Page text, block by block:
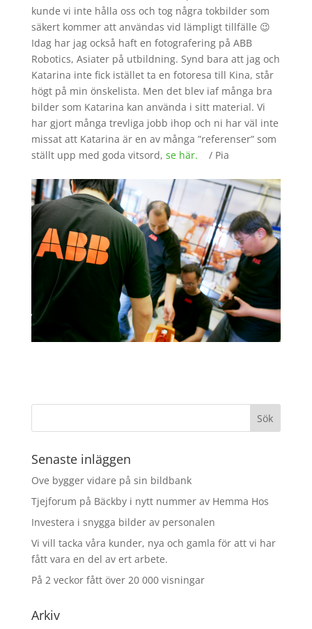
kunde vi inte hålla oss och tog några tokbilder som
säkert kommer att användas vid lämpligt tillfälle 😉
Idag har jag också haft en fotografering på ABB
Robotics, Asiater på utbildning. Synd bara att jag och
Katarina inte fick istället ta en fotoresa till Kina, står
högt på min önskelista. Men det blev iaf många bra
bilder som Katarina kan använda i sitt material. Vi
har gjort många trevliga jobb ihop och ni har väl inte
missat att Katarina är en av många ”referenser” som
ställt upp med goda vitsord, se här. / Pia
Senaste inläggen
Ove bygger vidare på sin bildbank
Tjejforum på Bäckby i nytt nummer av Hemma Hos
Investera i snygga bilder av personalen
Vi vill tacka våra kunder, nya och gamla för att vi har
fått vara en del av ert arbete.
På 2 veckor fått över 20 000 visningar
Arkiv